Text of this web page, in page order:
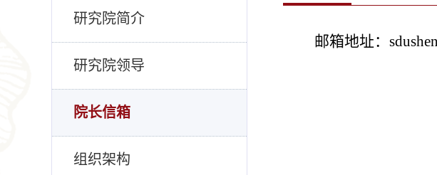
研究院简介
研究院领导
院长信箱
组织架构
邮箱地址：